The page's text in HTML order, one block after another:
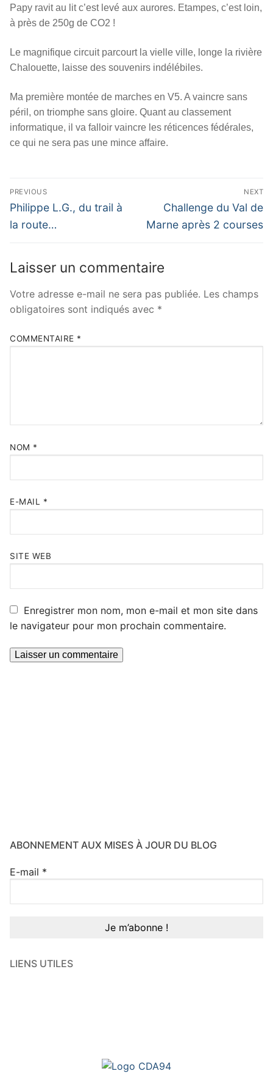
Papy ravit au lit c’est levé aux aurores. Etampes, c’est loin,
à près de 250g de CO2 !
Le magnifique circuit parcourt la vielle ville, longe la rivière
Chalouette, laisse des souvenirs indélébiles.
Ma première montée de marches en V5. A vaincre sans
péril, on triomphe sans gloire. Quant au classement
informatique, il va falloir vaincre les réticences fédérales,
ce qui ne sera pas une mince affaire.
Navigation
de
l’article
PREVIOUS
Previous
post:
Philippe L.G., du trail à
la route…
NEXT
Next
post:
Challenge du Val de
Marne après 2 courses
Laisser un commentaire
Votre adresse e-mail ne sera pas publiée. Les champs
obligatoires sont indiqués avec *
COMMENTAIRE *
NOM *
E-MAIL *
SITE WEB
Enregistrer mon nom, mon e-mail et mon site dans
le navigateur pour mon prochain commentaire.
ABONNEMENT AUX MISES À JOUR DU BLOG
E-mail *
LIENS UTILES